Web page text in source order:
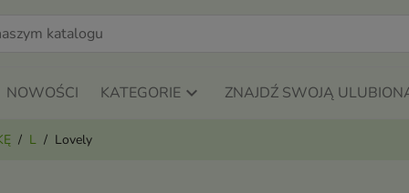
NOWOŚCI KATEGORIE ZNAJDŹ SWOJĄ
L Lovely